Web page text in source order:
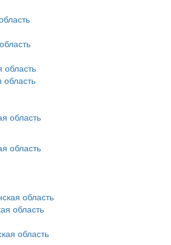
область
область
область
область
область
область
область